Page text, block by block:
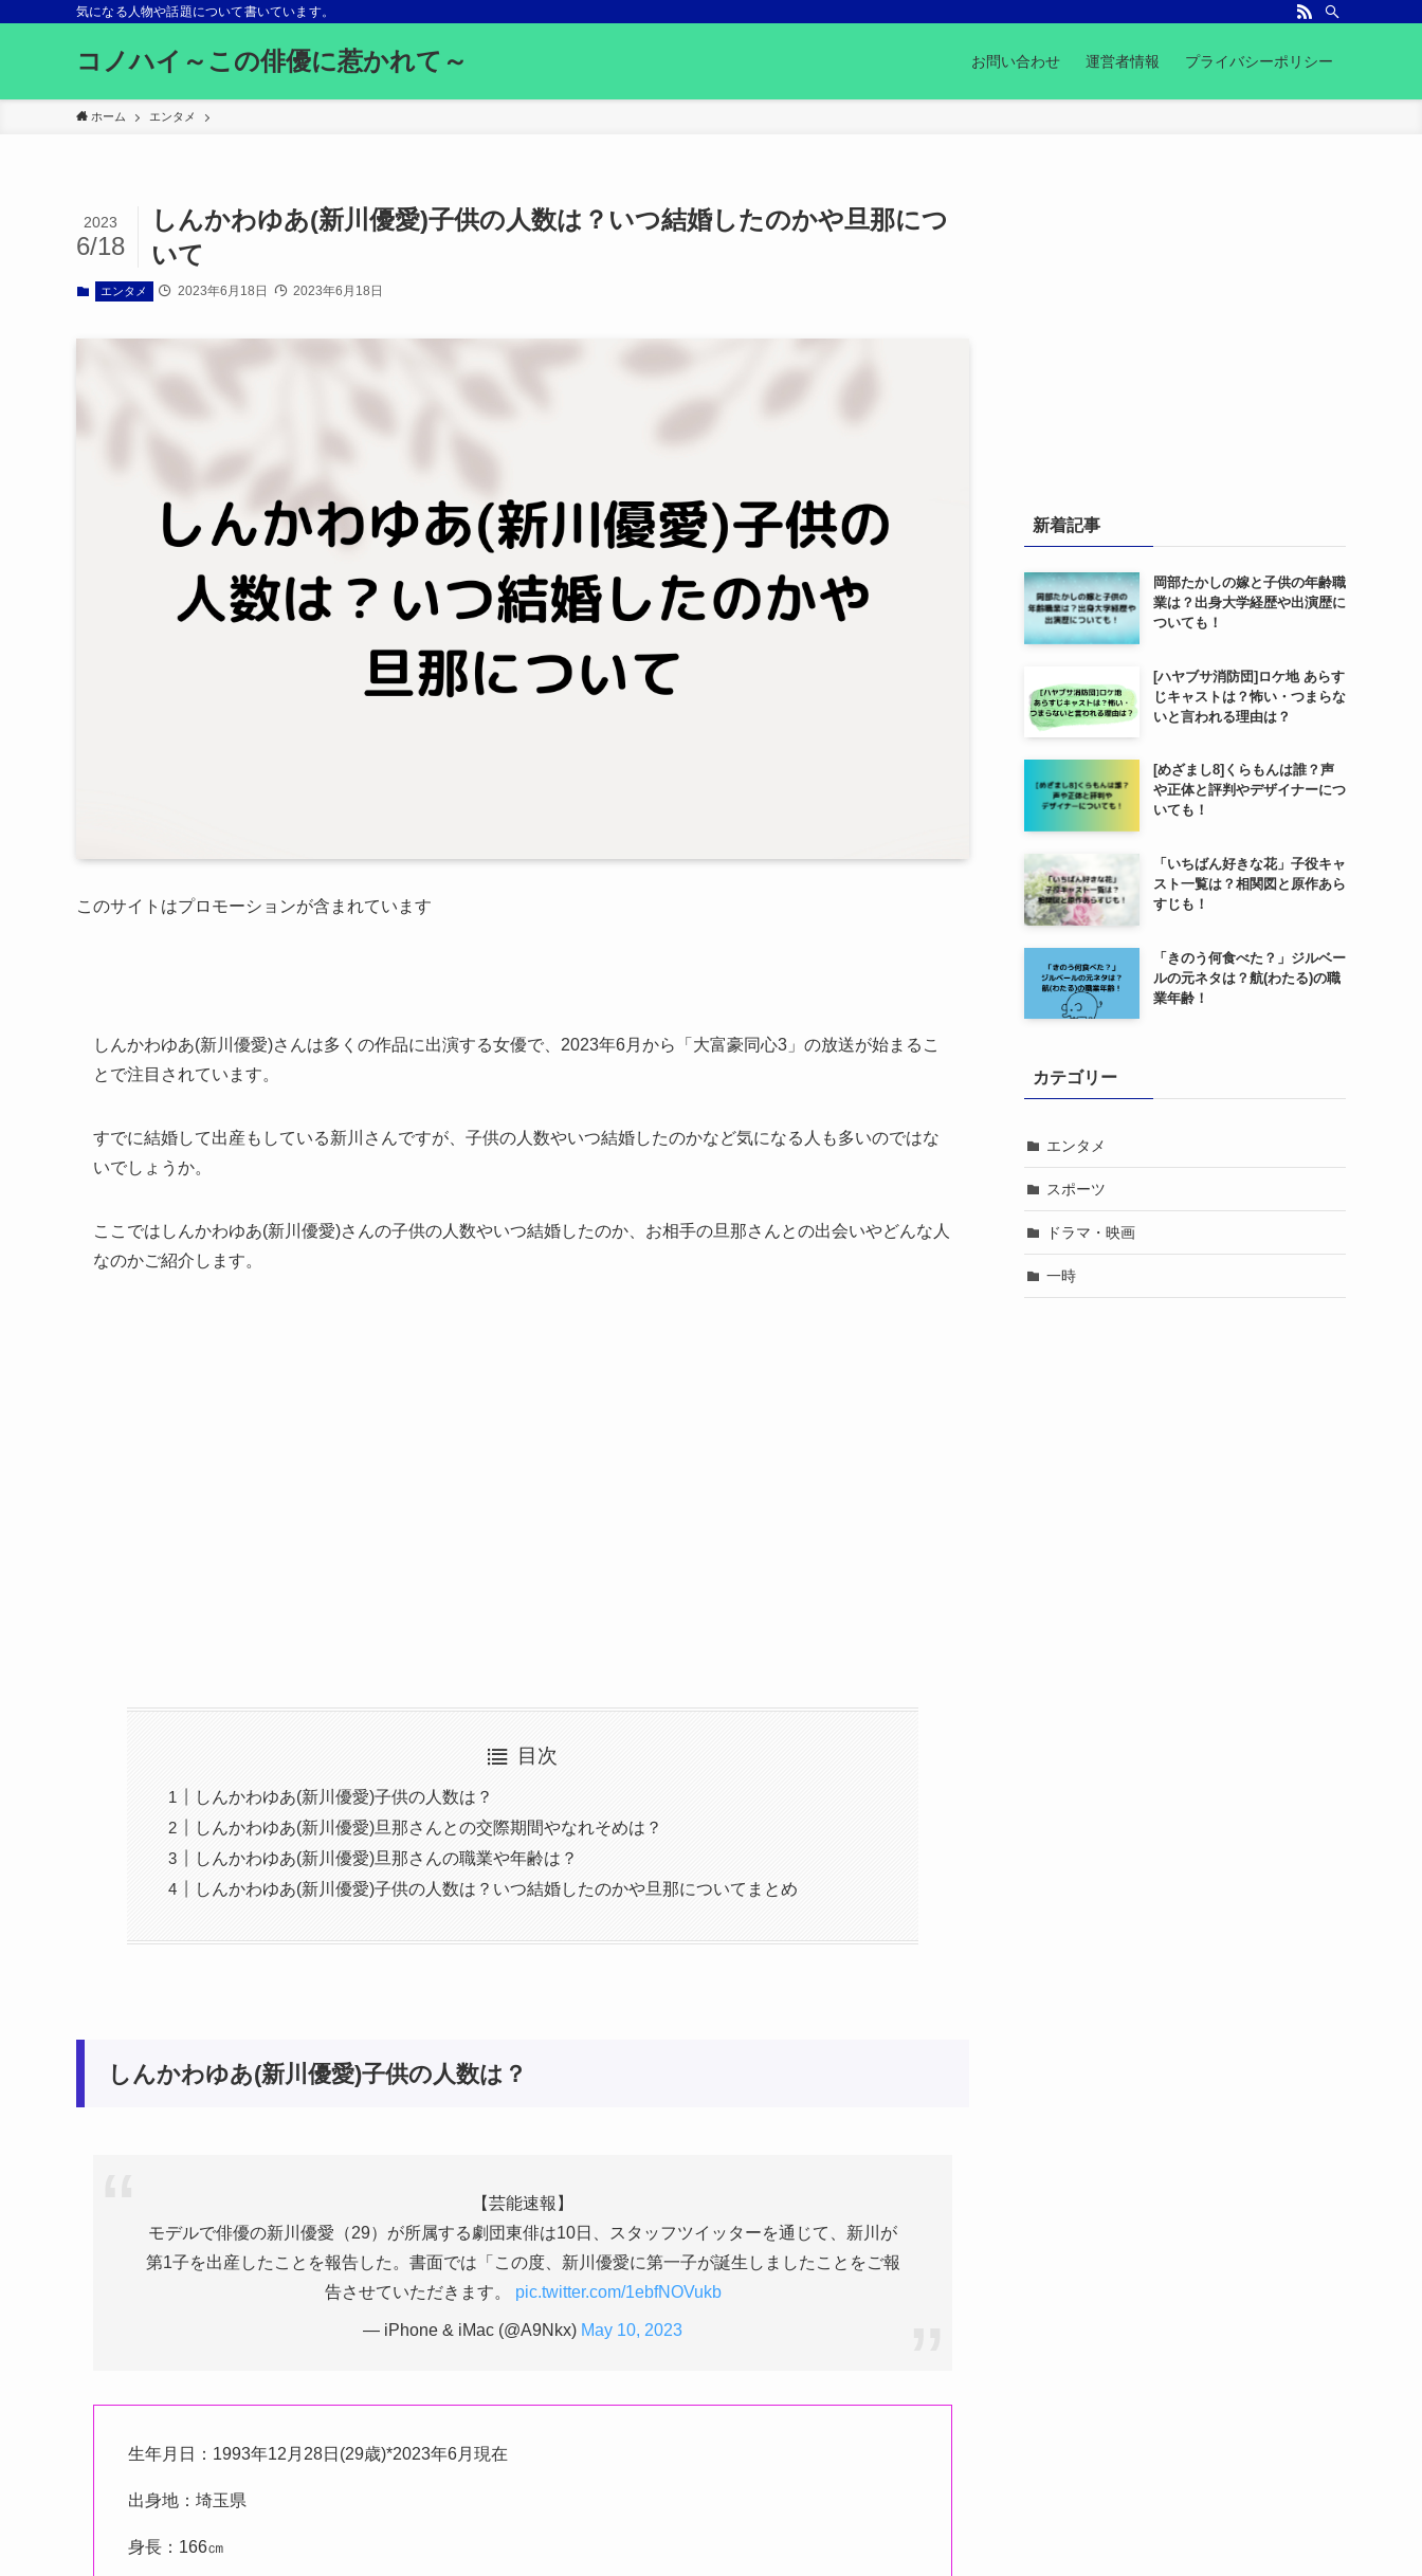
気になる人物や話題について書いています。
コノハイ～この俳優に惹かれて～ お問い合わせ 運営者情報 プライバシーポリシー
ホーム エンタメ
しんかわゆあ(新川優愛)子供の人数は？いつ結婚したのかや旦那につ
いて
2023
6/18
エンタメ 2023年6月18日 2023年6月18日
このサイトはプロモーションが含まれています
しんかわゆあ(新川優愛)さんは多くの作品に出演する女優で、2023年6月から「大富豪同心3」の放送が始まるこ
とで注目されています。
すでに結婚して出産もしている新川さんですが、子供の人数やいつ結婚したのかなど気になる人も多いのではな
いでしょうか。
ここではしんかわゆあ(新川優愛)さんの子供の人数やいつ結婚したのか、お相手の旦那さんとの出会いやどんな人
なのかご紹介します。
目次
しんかわゆあ(新川優愛)子供の人数は？
しんかわゆあ(新川優愛)旦那さんとの交際期間やなれそめは？
しんかわゆあ(新川優愛)旦那さんの職業や年齢は？
しんかわゆあ(新川優愛)子供の人数は？いつ結婚したのかや旦那についてまとめ
しんかわゆあ(新川優愛)子供の人数は？
【芸能速報】
モデルで俳優の新川優愛（29）が所属する劇団東俳は10日、スタッフツイッターを通じて、新川が
第1子を出産したことを報告した。書面では「この度、新川優愛に第一子が誕生しましたことをご報
告させていただきます。 pic.twitter.com/1ebfNOVukb
— iPhone & iMac (@A9Nkx) May 10, 2023
生年月日：1993年12月28日(29歳)*2023年6月現在
出身地：埼玉県
身長：166㎝
新着記事
岡部たかしの嫁と子供の年齢職
業は？出身大学経歴や出演歴に
ついても！
[ハヤブサ消防団]ロケ地 あらす
じキャストは？怖い・つまらな
いと言われる理由は？
[めざまし8]くらもんは誰？声
や正体と評判やデザイナーにつ
いても！
「いちばん好きな花」子役キャ
スト一覧は？相関図と原作あら
すじも！
「きのう何食べた？」ジルベー
ルの元ネタは？航(わたる)の職
業年齢！
カテゴリー
エンタメ
スポーツ
ドラマ・映画
一時